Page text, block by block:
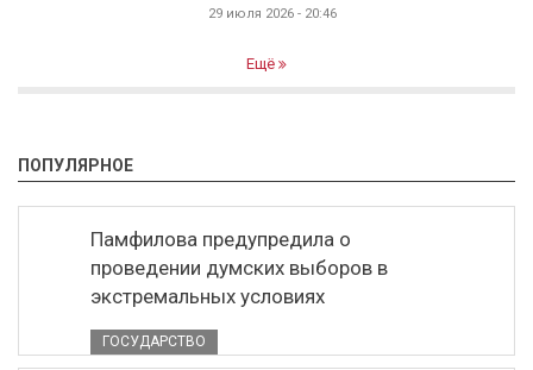
29 июля 2026 - 20:46
Ещё
ПОПУЛЯРНОЕ
Памфилова предупредила о
проведении думских выборов в
экстремальных условиях
ГОСУДАРСТВО